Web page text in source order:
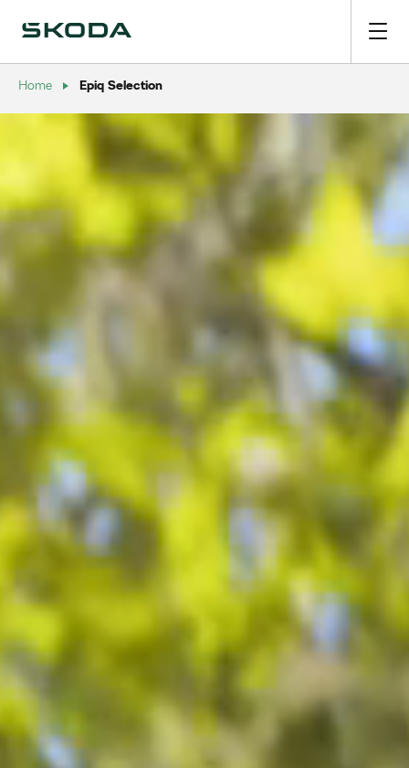
Home Epiq Selection